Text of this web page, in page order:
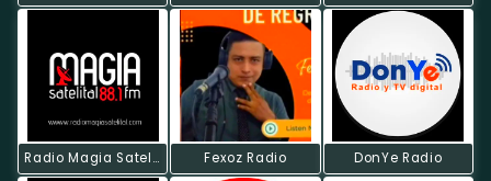
Radio Magia Satelital Fexoz Radio DonYe Radio